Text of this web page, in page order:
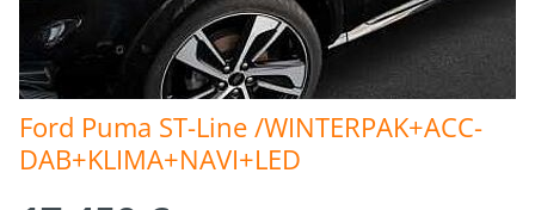
Ford Puma ST-Line /WINTERPAK+ACC-
DAB+KLIMA+NAVI+LED